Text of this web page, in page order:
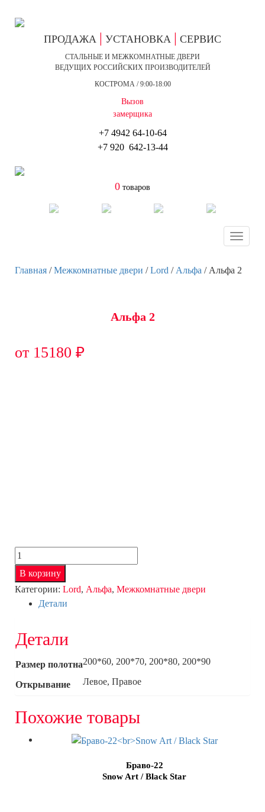
ПРОДАЖА | УСТАНОВКА | СЕРВИС
СТАЛЬНЫЕ И МЕЖКОМНАТНЫЕ ДВЕРИ
ВЕДУЩИХ РОССИЙСКИХ ПРОИЗВОДИТЕЛЕЙ
КОСТРОМА / 9:00-18:00
Вызов
замерщика
+7 4942 64-10-64
+7 920 642-13-44
0 товаров
Toggle
Главная /Межкомнатные двери /Lord / Альфа / Альфа 2
Альфа 2
от 15180 ₽
Количество
товара
Альфа
2
В корзину
Категории: Lord, Альфа, Межкомнатные двери
Детали
Детали
Размер полотна200*60, 200*70, 200*80, 200*90
Открывание Левое, Правое
Похожие товары
Браво-22
Snow Art / Black Star